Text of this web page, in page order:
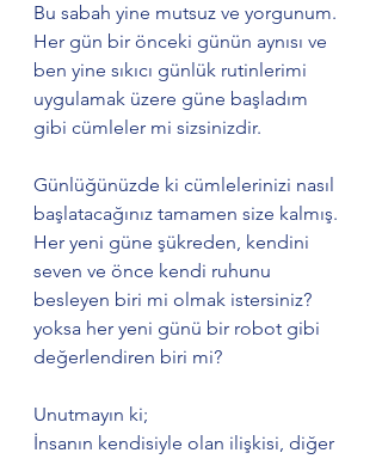
Bu sabah yine mutsuz ve yorgunum.
Her gün bir önceki günün aynısı ve
ben yine sıkıcı günlük rutinlerimi
uygulamak üzere güne başladım
gibi cümleler mi sizsinizdir.
Günlüğünüzde ki cümlelerinizi nasıl
başlatacağınız tamamen size kalmış.
Her yeni güne şükreden, kendini
seven ve önce kendi ruhunu
besleyen biri mi olmak istersiniz?
yoksa her yeni günü bir robot gibi
değerlendiren biri mi?
Unutmayın ki;
İnsanın kendisiyle olan ilişkisi, diğer